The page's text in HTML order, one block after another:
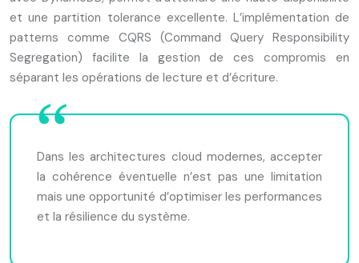
et une partition tolerance excellente. L’implémentation de
patterns comme CQRS (Command Query Responsibility
Segregation) facilite la gestion de ces compromis en
séparant les opérations de lecture et d’écriture.
Dans les architectures cloud modernes, accepter
la cohérence éventuelle n’est pas une limitation
mais une opportunité d’optimiser les performances
et la résilience du système.